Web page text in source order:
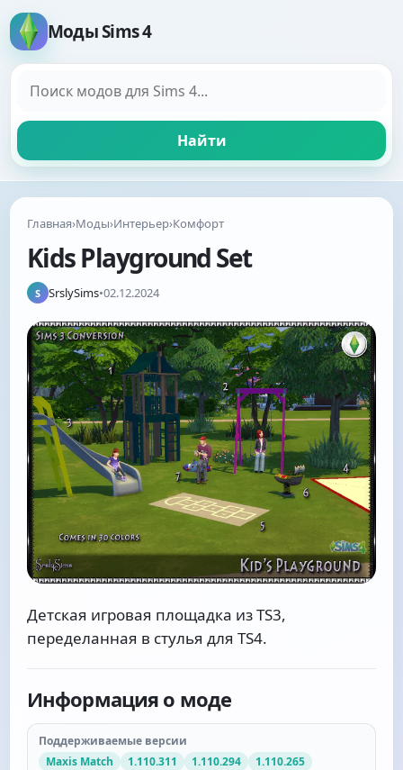
Моды Sims 4
Найти
Главная›Моды›Интерьер›Комфорт
Kids Playground Set
S SrslySims•02.12.2024
Детская игровая площадка из TS3,
переделанная в стулья для TS4.
Информация о моде
Поддерживаемые версии
Maxis Match
1.110.311 1.110.294
1.110.265